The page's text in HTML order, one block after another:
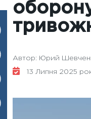
Автор: Юрий
13 Липня 2025